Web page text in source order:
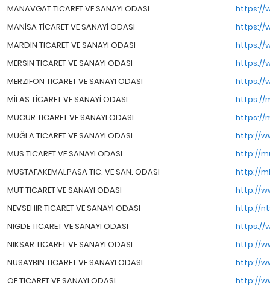
MANAVGAT TİCARET VE SANAYİ ODASI
https://
MANİSA TİCARET VE SANAYİ ODASI
https://
MARDIN TICARET VE SANAYI ODASI
https://
MERSIN TICARET VE SANAYI ODASI
https://
MERZIFON TICARET VE SANAYI ODASI
https://
MİLAS TİCARET VE SANAYİ ODASI
https://
MUCUR TICARET VE SANAYI ODASI
https://
MUĞLA TİCARET VE SANAYİ ODASI
http://
MUS TICARET VE SANAYI ODASI
http://
MUSTAFAKEMALPASA TIC. VE SAN. ODASI
http://
MUT TICARET VE SANAYI ODASI
http://
NEVSEHIR TICARET VE SANAYI ODASI
http://
NIGDE TICARET VE SANAYI ODASI
https://
NIKSAR TICARET VE SANAYI ODASI
http://
NUSAYBIN TICARET VE SANAYI ODASI
http://
OF TİCARET VE SANAYİ ODASI
http://